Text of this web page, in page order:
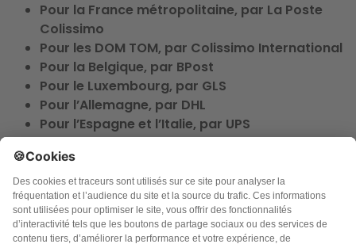
Pour la France métropolitaine, par La Poste
Colissimo
Pour les DOM TOM, par Colissimo International
Pour la Belgique, par BPost
Pour le Luxembourg, par GLS
Pour l’Allemagne, par DHL
Pour l’Espagne et l’Italie, par UPS
Pour la zone reste du Monde, par Colissimo
International ou UPS
8.3 Tarifs
Les tarifs de livraison sont précisés sur le bon ou la
page de commande.